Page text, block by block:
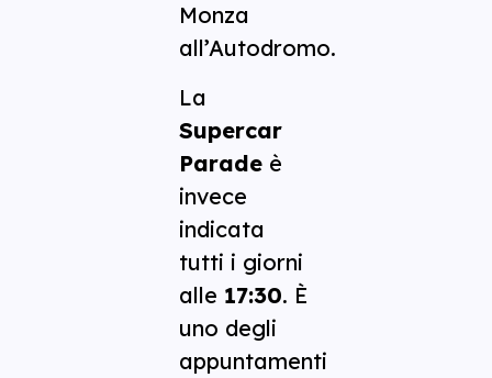
Monza
all’Autodromo.
La
Supercar
Paradeè
invece
indicata
tutti i giorni
alle 17:30. È
uno degli
appuntamenti